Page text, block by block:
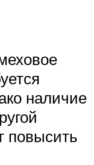
наличие
повысить